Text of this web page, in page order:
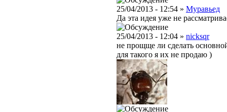
25/04/2013 - 12:54 » Муравьед
Да эта идея уже не
25/04/2013 - 12:04 » nicksqr
не прощще ли сделать
для такого я их не продаю )